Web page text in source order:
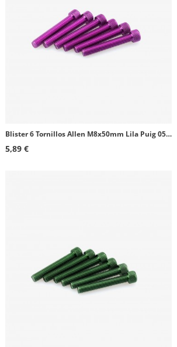
Blister 6 Tornillos Allen M8x50mm Lila Puig 0524L
5,89 €